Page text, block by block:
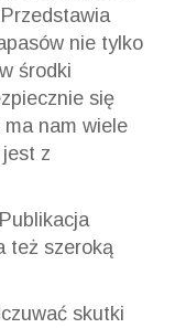
nie tylko
środki
się
nam wiele
z
też szeroką
skutki